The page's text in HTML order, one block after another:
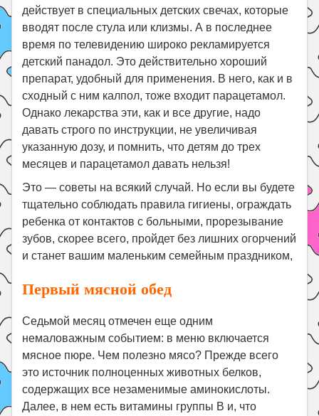
действует в специальных детских свечах, которые
вводят после стула или клизмы. А в последнее
время по телевидению широко рекламируется
детский панадол. Это действительно хороший
препарат, удобный для применения. В него, как и в
сходный с ним калпол, тоже входит парацетамол.
Однако лекарства эти, как и все другие, надо
давать строго по инструкции, не увеличивая
указанную дозу, и помнить, что детям до трех
месяцев и парацетамол давать нельзя!
Это — советы на всякий случай. Но если вы будете
тщательно соблюдать правила гигиены, ограждать
ребенка от контактов с больными, прорезывание
зубов, скорее всего, пройдет без лишних огорчений
и станет вашим маленьким семейным праздником,
Первый мясной обед
Седьмой месяц отмечен еще одним
немаловажным событием: в меню включается
мясное пюре. Чем полезно мясо? Прежде всего
это источник полноценных животных белков,
содержащих все незаменимые аминокислоты.
Далее, в нем есть витамины группы В и, что